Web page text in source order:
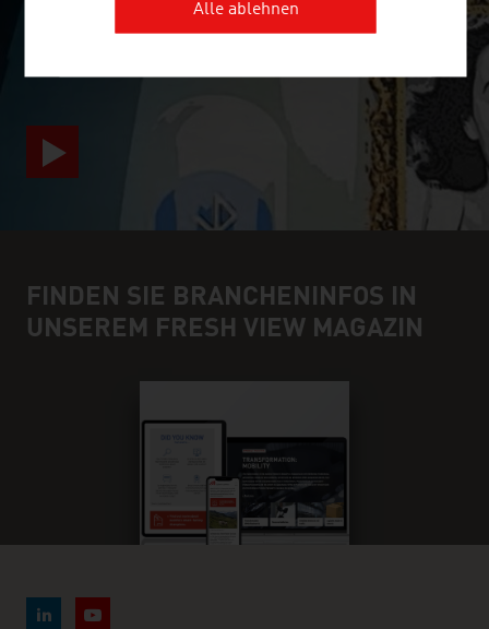
video abspielen
FINDEN SIE BRANCHENINFOS IN
UNSEREM FRESH VIEW MAGAZIN
Alle ablehnen